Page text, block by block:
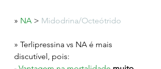
» NA > Midodrina/Octeótrido
» Terlipressina vs NA é mais
discutível, pois: